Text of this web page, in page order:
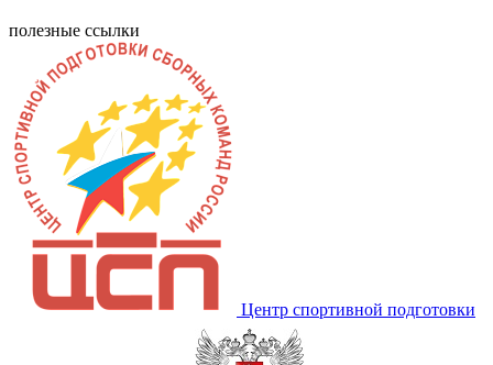
полезные ссылки
Центр спортивной подготовки